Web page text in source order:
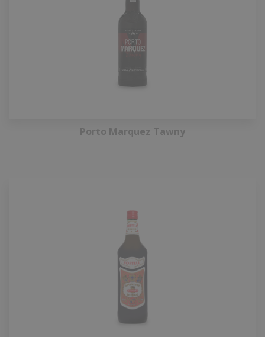
Porto Marquez Tawny